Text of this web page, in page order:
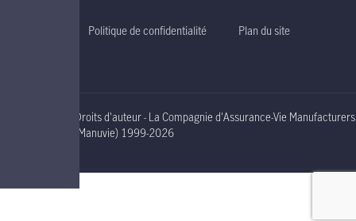
Politique de confidentialité Plan du site
Droits d'auteur - La Compagnie d'Assurance-Vie Manufacturers
(Manuvie) nineteen ninety nine to two thousand and nineteen
1999-2026